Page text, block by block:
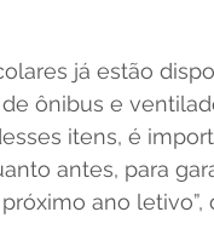
já estão
ônibus e
itens, é
antes, para
ano letivo”,